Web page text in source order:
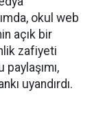
okul web
açık bir
zafiyeti
uyandırdı.